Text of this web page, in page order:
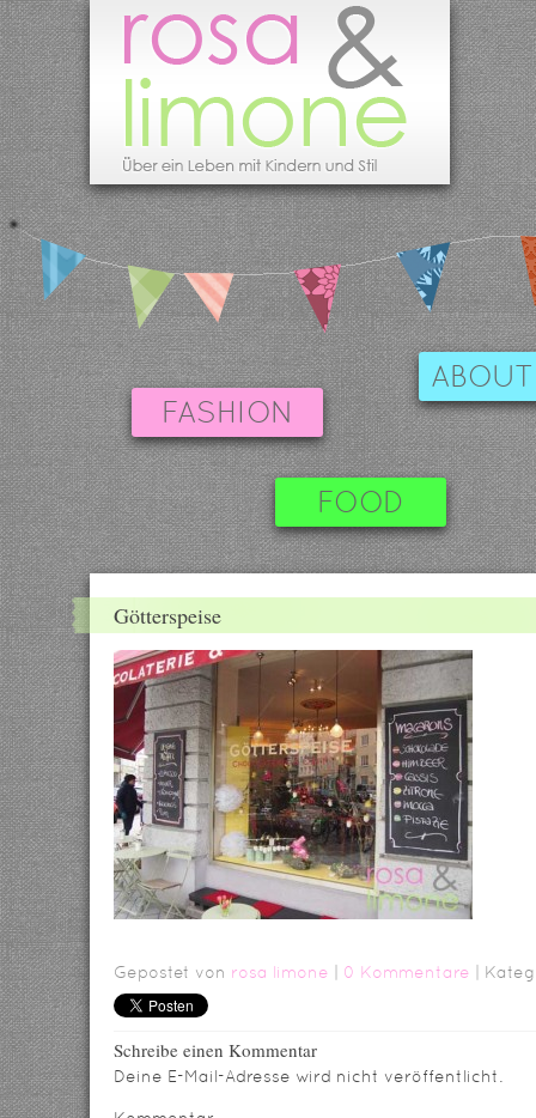
FASHION
FOOD
Götterspeise
Gepostet von rosa limone 0 Kommentare |
Schreibe einen Kommentar
Deine E-Mail-Adresse wird nicht veröffentlicht.